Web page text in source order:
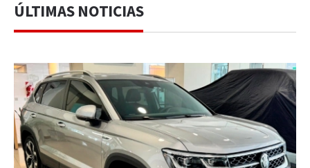
ÚLTIMAS NOTICIAS